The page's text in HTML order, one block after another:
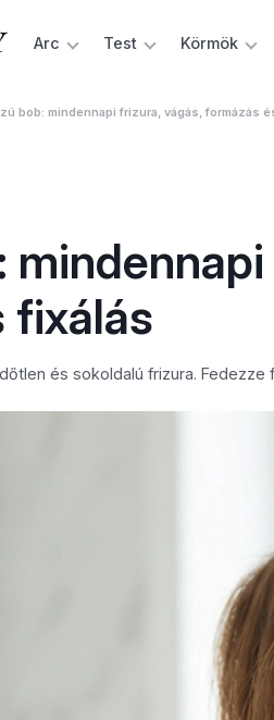
Arc Test Körmök
bob: mindennapi frizura, vágás, formázás
fixálás
és sokoldalú frizura.